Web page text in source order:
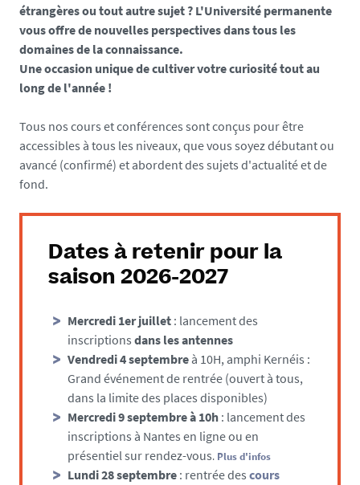
étrangères ou tout autre sujet ? L'Université permanente
vous offre de nouvelles perspectives dans tous les
domaines de la connaissance.
Une occasion unique de cultiver votre curiosité tout au
long de l'année !
Tous nos cours et conférences sont conçus pour être
accessibles à tous les niveaux, que vous soyez débutant ou
avancé (confirmé) et abordent des sujets d'actualité et de
fond.
Dates à retenir pour la
saison 2026-2027
Mercredi 1er juillet : lancement des
inscriptions dans les antennes
Vendredi 4 septembre à 10H, amphi Kernéis :
Grand événement de rentrée (ouvert à tous,
dans la limite des places disponibles)
Mercredi 9 septembre à 10h : lancement des
inscriptions à Nantes en ligne ou en
présentiel sur rendez-vous. Plus d'infos
Lundi 28 septembre : rentrée des cours